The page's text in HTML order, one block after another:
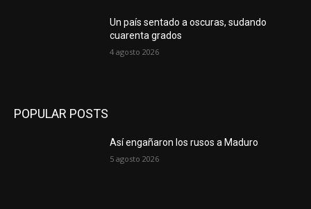
Un país sentado a oscuras, sudando
cuarenta grados
4 agosto 2026
POPULAR POSTS
Así engañaron los rusos a Maduro
5 agosto 2026